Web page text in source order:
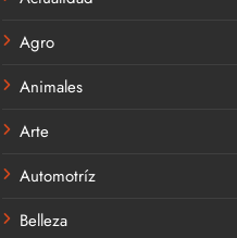
Agro
Animales
Arte
Automotríz
Belleza